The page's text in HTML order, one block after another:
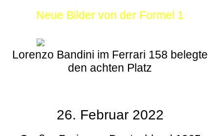
Neue Bilder von der Formel 1
Lorenzo Bandini im Ferrari 158 belegte
den achten Platz
26. Februar 2022